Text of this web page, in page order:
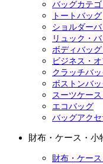
バッグカテ
トートバッグ
ショルダー
リュック・
ボディバッ
ビジネス・
クラッチバ
ボストンバ
スーツケー
エコバッグ
バッグアク
財布・ケース・小
財布・ケー